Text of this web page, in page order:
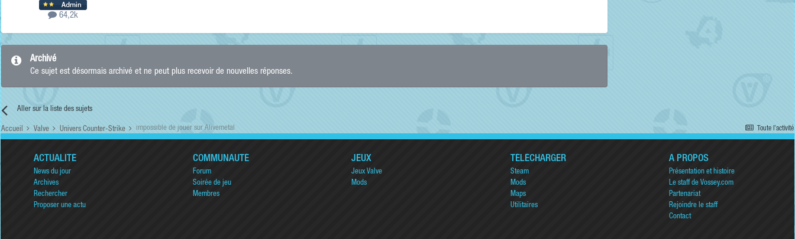
64,2k
Archivé
Ce sujet est désormais archivé et ne peut plus recevoir de nouvelles réponses.
Aller sur la liste des sujets
Toute l’activité
Accueil Valve Univers Counter-Strike impossible de jouer sur Alivemetal
ACTUALITÉ
News du jour
Archives
Rechercher
Proposer une actu
COMMUNAUTÉ
Forum
Soirée de jeu
Membres
JEUX
Jeux Valve
Mods
TÉLÉCHARGER
Steam
Mods
Maps
Utilitaires
A PROPOS
Présentation et histoire
Le staff de Vossey.com
Partenariat
Rejoindre le staff
Contact